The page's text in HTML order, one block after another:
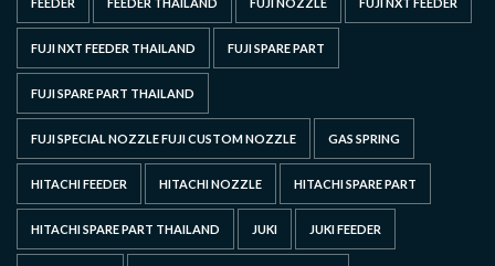
FUJI NXT FEEDER THAILAND FUJI SPARE PART
FUJI SPARE PART THAILAND
FUJI SPECIAL NOZZLE FUJI CUSTOM NOZZLE GAS SPRING
HITACHI FEEDER HITACHI NOZZLE HITACHI SPARE PART
HITACHI SPARE PART THAILAND JUKI JUKI FEEDER